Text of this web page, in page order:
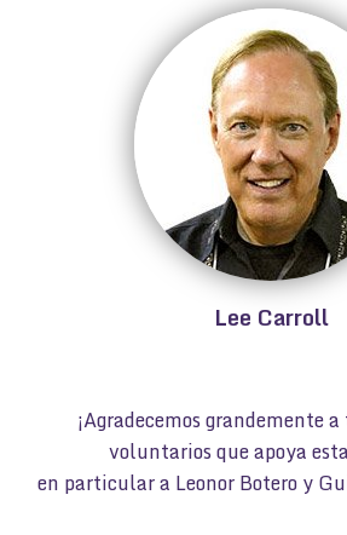
Lee Carroll
¡Agradecemos grandemente
voluntarios que apoya
en particular a Leonor Botero y